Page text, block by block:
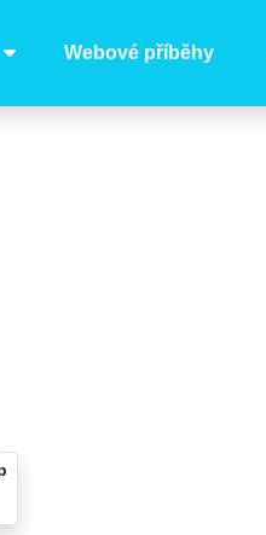
Webové příběhy